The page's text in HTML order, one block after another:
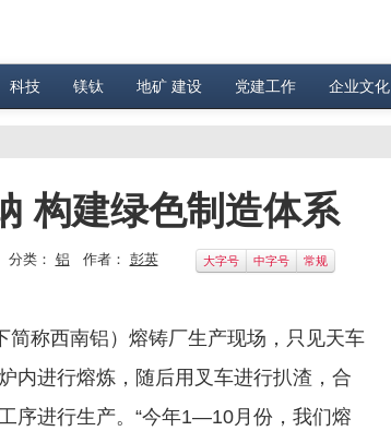
科技 镁钛 地矿 建设 党建工作 企业文化
构建绿色制造体系
分类： 铝 作者： 彭英 大字号 中字号 常规
称西南铝）熔铸厂生产现场，只见天车
内进行熔炼，随后用叉车进行扒渣，合
序进行生产。“今年1—10月份，我们熔